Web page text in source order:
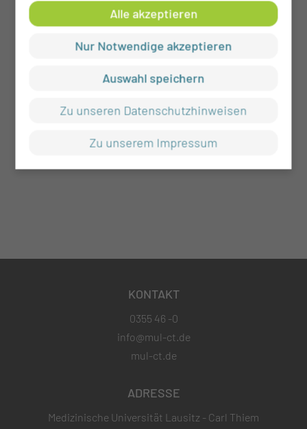
KONTAKT
0355 46 -0
info@mul-ct.de
mul-ct.de
ADRESSE
Medizinische Universität Lausitz - Carl Thiem
Alle akzeptieren
Nur Notwendige akzeptieren
Auswahl speichern
Zu unseren Datenschutzhinweisen
Zu unserem Impressum